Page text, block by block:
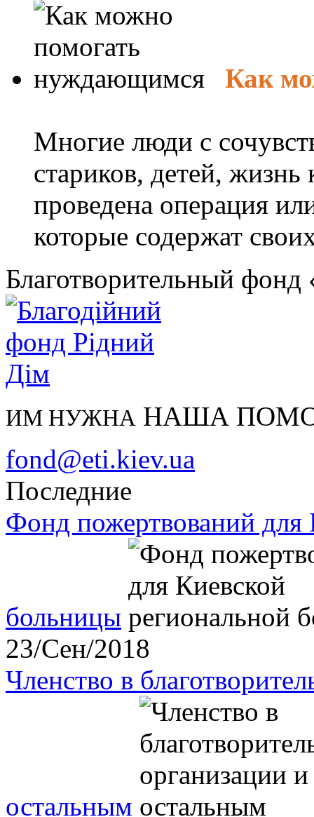
Как
Многие люди с
стариков, детей, жизнь
проведена операция
которые содержат
Благотворительный
ИМ НУЖНА НАША
fond@eti.kiev.ua
Последние
Фонд пожертвований для
больницы
23/Сен/2018
Членство в
остальным